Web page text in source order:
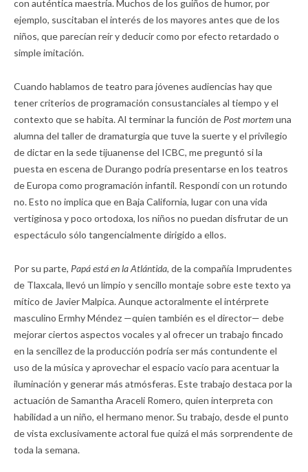
con auténtica maestría. Muchos de los guiños de humor, por
ejemplo, suscitaban el interés de los mayores antes que de los
niños, que parecían reír y deducir como por efecto retardado o
simple imitación.
Cuando hablamos de teatro para jóvenes audiencias hay que
tener criterios de programación consustanciales al tiempo y el
contexto que se habita. Al terminar la función de Post mortemuna
alumna del taller de dramaturgia que tuve la suerte y el privilegio
de dictar en la sede tijuanense del ICBC, me preguntó si la
puesta en escena de Durango podría presentarse en los teatros
de Europa como programación infantil. Respondí con un rotundo
no. Esto no implica que en Baja California, lugar con una vida
vertiginosa y poco ortodoxa, los niños no puedan disfrutar de un
espectáculo sólo tangencialmente dirigido a ellos.
Por su parte, Papá está en la Atlántida, de la compañía Imprudentes
de Tlaxcala, llevó un limpio y sencillo montaje sobre este texto ya
mítico de Javier Malpica. Aunque actoralmente el intérprete
masculino Ermhy Méndez —quien también es el director— debe
mejorar ciertos aspectos vocales y al ofrecer un trabajo fincado
en la sencillez de la producción podría ser más contundente el
uso de la música y aprovechar el espacio vacío para acentuar la
iluminación y generar más atmósferas. Este trabajo destaca por la
actuación de Samantha Araceli Romero, quien interpreta con
habilidad a un niño, el hermano menor. Su trabajo, desde el punto
de vista exclusivamenteactoral fue quizá el más sorprendente de
toda la semana.